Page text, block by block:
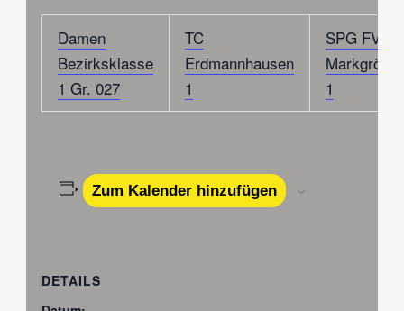
Damen
Bezirksklasse
1 Gr. 027
TC
Erdmannhausen
1
SPG FV/TV
1
Zum Kalender hinzufügen
DETAILS